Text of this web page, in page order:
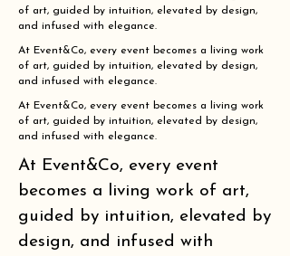
of art, guided by intuition, elevated by design,
and infused with elegance.
At Event&Co, every event becomes a living work
of art, guided by intuition, elevated by design,
and infused with elegance.
At Event&Co, every event becomes a living work
of art, guided by intuition, elevated by design,
and infused with elegance.
At Event&Co, every event
becomes a living work of art,
guided by intuition, elevated by
design, and infused with